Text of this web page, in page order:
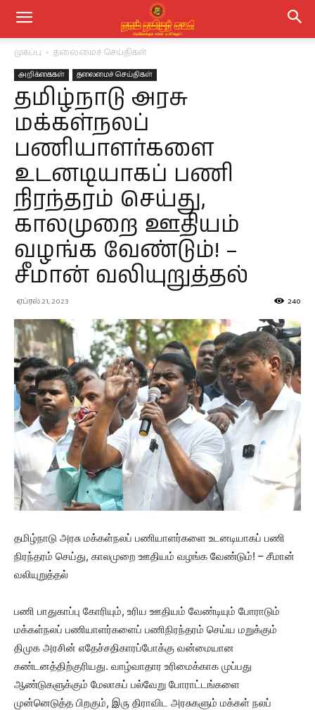
முகப்பு தலைமைச் செய்திகள்
அறிக்கைகள் தலைமைச் செய்திகள்
தமிழ்நாடு அரசு
மக்கள்நலப்
பணியாளர்களை
உடனடியாகப் பணி
நிரந்தரம் செய்து,
காலமுறை ஊதியம்
வழங்க வேண்டும்! –
சீமான் வலியுறுத்தல்
ஏப்ரல் 21, 2023 240
தமிழ்நாடு அரசு மக்கள்நலப் பணியாளர்களை உடனடியாகப் பணி
நிரந்தரம் செய்து, காலமுறை ஊதியம் வழங்க வேண்டும்! – சீமான்
வலியுறுத்தல்
பணி பாதுகாப்பு கோரியும், உரிய ஊதியம் வேண்டியும் போராடும்
மக்கள்நலப் பணியாளர்களைப் பணிநிரந்தரம் செய்ய மறுக்கும்
திமுக அரசின் எதேச்சதிகாரப்போக்கு வன்மையான
கண்டனத்திற்குரியது. வாழ்வாதார உரிமைக்காக முப்பது
ஆண்டுகளுக்கும் மேலாகப் பல்வேறு போராட்டங்களை
முன்னெடுத்த பிறகும், இரு திராவிட அரசுகளும் மக்கள் நலப்